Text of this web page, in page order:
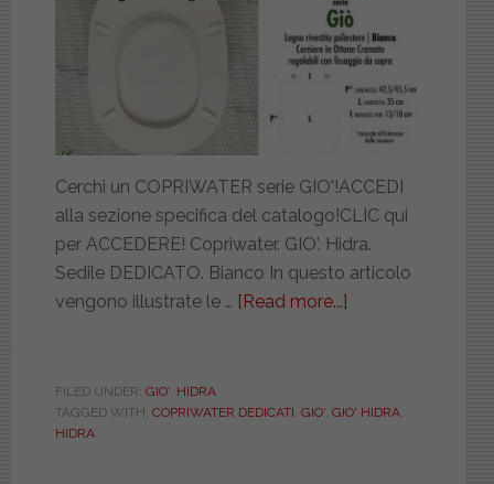
Cerchi un COPRIWATER serie GIO'!ACCEDI
alla sezione specifica del catalogo!CLIC qui
per ACCEDERE! Copriwater. GIO'. Hidra.
Sedile DEDICATO. Bianco In questo articolo
vengono illustrate le … [Read more...]
DEDICATO.
FILED UNDER: GIO', HIDRA
TAGGED WITH: COPRIWATER DEDICATI GIO', GIO' HIDRA,
HIDRA